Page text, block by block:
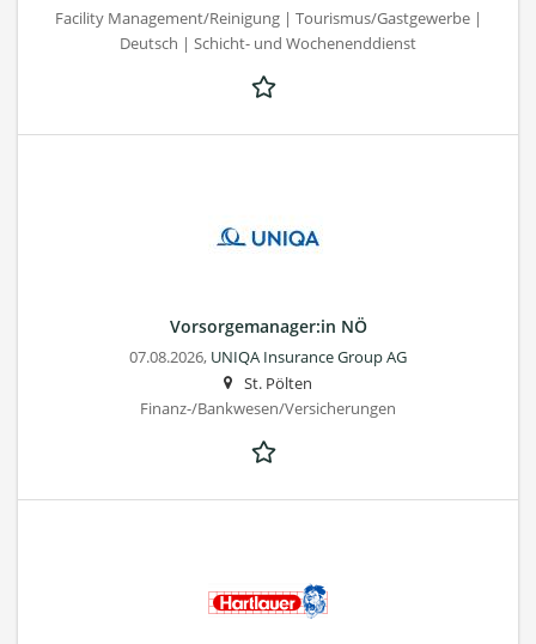
Facility Management/Reinigung | Tourismus/Gastgewerbe |
Deutsch | Schicht- und Wochenenddienst
Vorsorgemanager:in NÖ
07.08.2026, UNIQA Insurance Group AG
St. Pölten
Finanz-/Bankwesen/Versicherungen